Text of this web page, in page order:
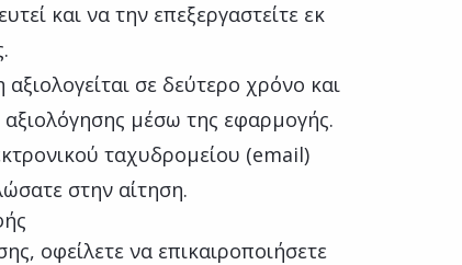
και να την επεξεργαστείτε εκ
σε δεύτερο χρόνο και
αξιολόγησης μέσω της εφαρμογής.
ταχυδρομείου (email)
στην αίτηση.
οφείλετε να επικαιροποιήσετε